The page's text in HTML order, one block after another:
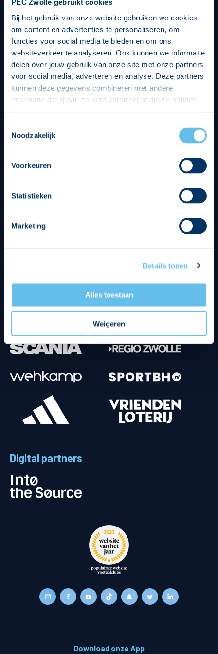
PEC Zwolle gebruikt cookies
Bij het gebruik van onze website gebruiken we cookies
om content en advertenties te personaliseren, om
functies voor social media te bieden en om ons
websiteverkeer te analyseren. Ook kunnen we informatie
delen over jouw gebruik van onze site met onze partners
voor social media, adverteren en analyse. Deze partners
kunnen deze gegevens combineren met andere
informatie die jij aan ze hebt verstrekt of die ze hebben
op een veilige en integere wijze. Je kunt je toestemming
beheren op de privacy- en cookieverklaring pagina.
Noodzakelijk
Voorkeuren
Statistieken
Marketing
Details tonen
Alles toestaan
Weigeren
Digital partners
Download onze App